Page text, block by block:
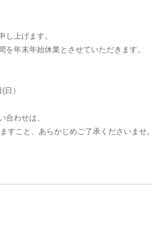
し上げます。
年末年始休業とさせていただきます。
）
合わせは、
すこと、あらかじめご了承くださいませ。